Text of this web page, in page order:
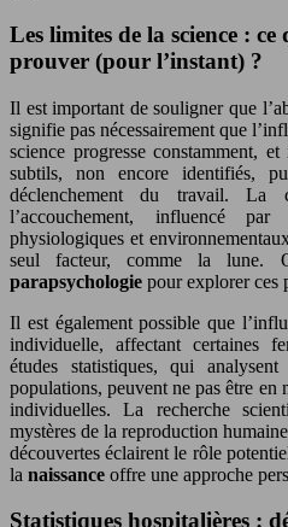
Les limites de la science : ce
prouver (pour l’instant) ?
Il est important de souligner que
signifie pas nécessairement que
science progresse constamment,
subtils, non encore identifiés,
déclenchement du travail. La
l’accouchement, influencé
physiologiques et
seul facteur, comme la lune.
parapsychologie pour explorer ces
Il est également possible que
individuelle, affectant certaines
études statistiques, qui
populations, peuvent ne pas être en
individuelles. La recherche
mystères de la reproduction
découvertes éclairent le rôle
la naissance offre une approche
Statistiques hospitalières :